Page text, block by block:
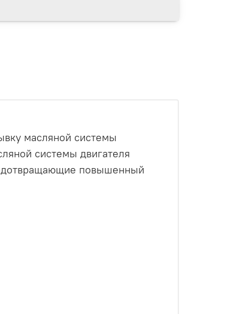
масляной системы
системы двигателя
повышенный